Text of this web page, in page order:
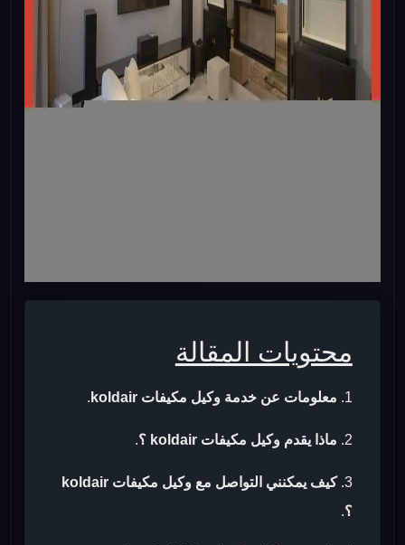
محتويات المقالة
معلومات عن خدمة وكيل مكيفات koldair .
ماذا يقدم وكيل مكيفات koldair ؟ .
كيف يمكنني التواصل مع وكيل مكيفات koldair
؟.